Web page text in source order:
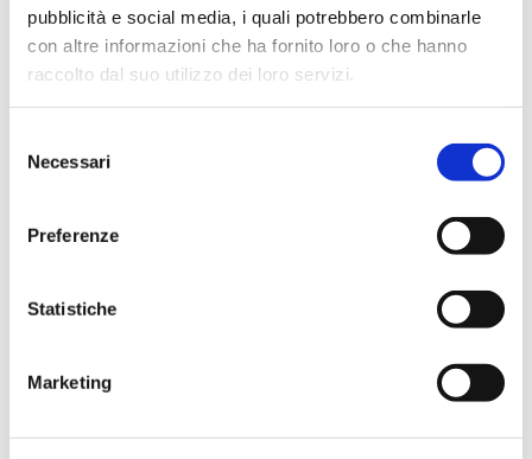
pubblicità e social media, i quali potrebbero combinarle
con altre informazioni che ha fornito loro o che hanno
raccolto dal suo utilizzo dei loro servizi.
delNecessari
Preferenze
Statistiche
Marketing